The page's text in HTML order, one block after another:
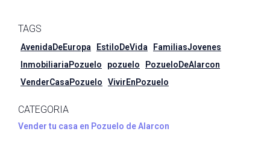
TAGS
AvenidaDeEuropa EstiloDeVida
FamiliasJovenes
InmobiliariaPozuelo
pozuelo
PozueloDeAlarcon
VenderCasaPozuelo
VivirEnPozuelo
CATEGORIA
Vender tu casa en Pozuelo de Alarcon